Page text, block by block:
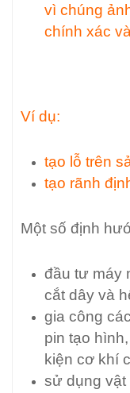
vì chúng
chính xác
Ví dụ:
tạo lỗ trên
tạo rãnh
Một số định
đầu tư máy
cắt dây và
gia công
pin tạo
kiện cơ khí
sử dụng vật